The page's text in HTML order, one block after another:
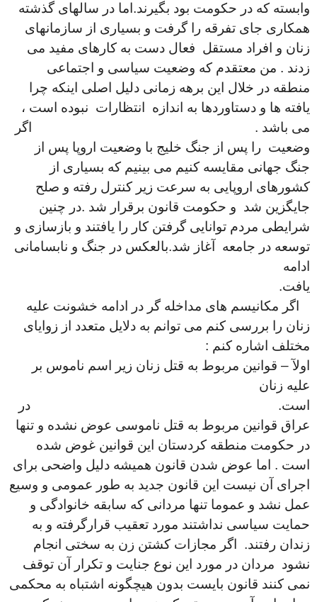
وابسته که در حکومت بود بگیرند.اما در سالهای گذشته
همکاری جای تفرقه را گرفت و بسیاری از سازمانهای
زنان و افراد مستقل فعال دست به کارهای مفید می
زدند . من معتقدم که وضعیت سیاسی و اجتماعی
منطقه در خلال این برهه زمانی دلیل اصلی اینکه چرا
یافته ها و دستاوردها به اندازه انتظارات نبوده است ،
می باشد . اگر
وضعیت را پس از جنگ خلیج با وضعیت اروپا پس از
جنگ جهانی مقایسه کنیم می بینیم که بسیاری از
کشورهای اروپایی به سرعت زیر کنترل رفته و صلح
جایگزین شد و حکومت قانون برقرار شد .در چنین
شرایطی مردم توانایی گرفتن کار را یافتند و بازسازی و
توسعه در جامعه آغاز شد.بالعکس در جنگ و نابسامانی
ادامه
یافت.
اگر مکانیسم های مداخله گر در ادامه خشونت علیه
زنان را بررسی کنم می توانم به دلایل متعدد از زوایای
مختلف اشاره کنم :
اولآ – قوانین مربوط به قتل زنان زیر اسم ناموس بر
علیه زنان
است. در
عراق قوانین مربوط به قتل ناموسی عوض نشده و تنها
در حکومت منطقه کردستان این قوانین غوض شده
است . اما عوض شدن قانون همیشه دلیل واضحی برای
اجرای آن نیست این قانون جدید به طور عمومی و وسیع
عمل نشد و عموما تنها مردانی که سابقه خانوادگی و
حمایت سیاسی نداشتند مورد تعقیب قرارگرفته و به
زندان رفتند. اگر مجازات کشتن زن به سختی انجام
نشود مردان در مورد این نوع جنایت و تکرار آن توقف
نمی کنند قانون بایست بدون هیچگونه اشتباه به محکمی